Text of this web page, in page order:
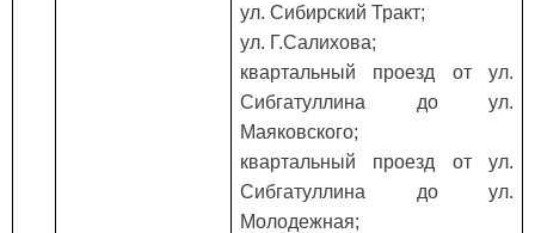
ул. Сибирский Тракт;
ул. Г.Салихова;
квартальный проезд от ул.
Сибгатуллина до ул.
Маяковского;
квартальный проезд от ул.
Сибгатуллина до ул.
Молодежная;